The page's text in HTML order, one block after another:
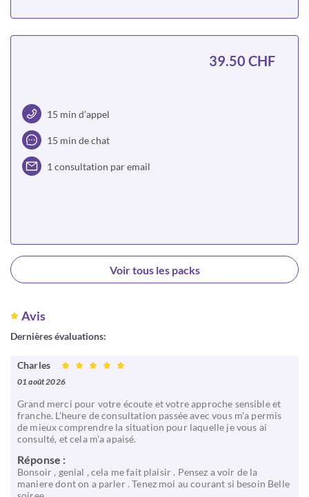
15 min d’appel
15 min de chat
1 consultation par email
39.50 CHF
Choisir
Voir tous les packs
Avis
Dernières évaluations:
Charles
01 août 2026
Grand merci pour votre écoute et votre approche sensible et
franche. L'heure de consultation passée avec vous m'a permis
de mieux comprendre la situation pour laquelle je vous ai
consulté, et cela m'a apaisé.
Réponse :
Bonsoir , genial , cela me fait plaisir . Pensez a voir de la
maniere dont on a parler . Tenez moi au courant si besoin Belle